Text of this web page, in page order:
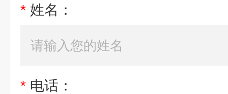
* 姓名：
* 电话：